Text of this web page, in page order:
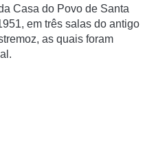
Casa do Povo de Santa
em três salas do antigo
as quais foram